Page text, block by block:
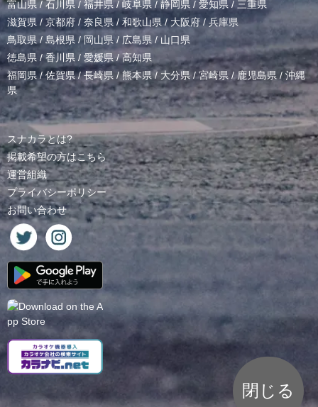
富山県 /石川県/福井県/岐阜県 / 静岡県 / 愛知県 / 三重県
滋賀県 / 京都府 / 奈良県 / 和歌山県/ 大阪府 /兵庫県
鳥取県/ 島根県 /岡山県/ 広島県 / 山口県
徳島県 /香川県 / 愛媛県/高知県
福岡県/佐賀県/長崎県 /熊本県/ 大分県/宮崎県 /鹿児島県 / 沖縄
県
スナカラとは?
掲載希望の方はこちら
運営組織
プライバシーポリシー
お問い合わせ
閉じる